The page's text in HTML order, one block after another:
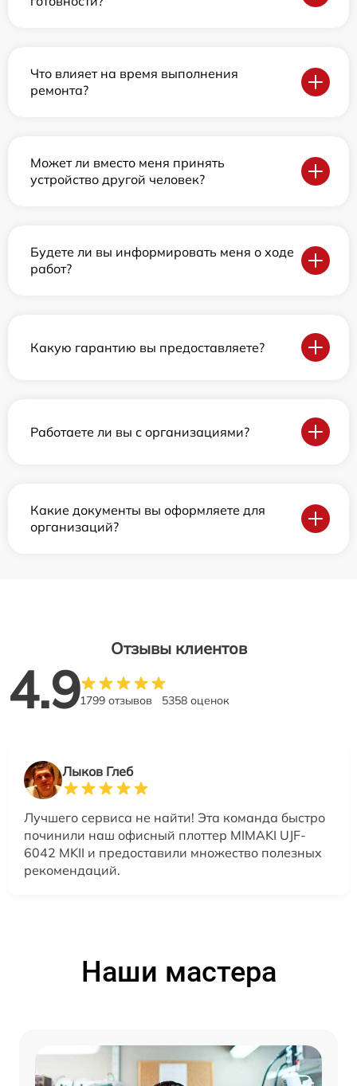
Что влияет на время выполнения
ремонта?
Может ли вместо меня принять
устройство другой человек?
Будете ли вы информировать меня о ходе
работ?
Какую гарантию вы предоставляете?
Работаете ли вы с организациями?
Какие документы вы оформляете для
организаций?
Отзывы клиентов
4.91799 отзывов 5358 оценок
Лыков Глеб
Лучшего сервиса не найти! Эта команда быстро
починили наш офисный плоттер MIMAKI UJF-
6042 MKII и предоставили множество полезных
рекомендаций.
Наши мастера